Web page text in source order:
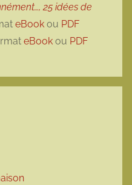
25 idées de
eBook ou PDF
eBook ou PDF